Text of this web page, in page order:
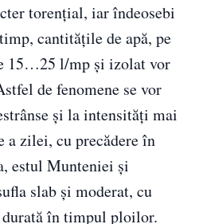
torențial, iar îndeosebi
cantitățile de apă, pe
15…25 l/mp și izolat vor
de fenomene se vor
și la intensități mai
a zilei, cu precădere în
estul Munteniei și
slab și moderat, cu
în timpul ploilor.